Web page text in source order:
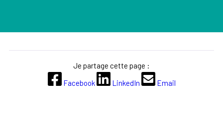
Je partage cette page :
Facebook
LinkedIn Email